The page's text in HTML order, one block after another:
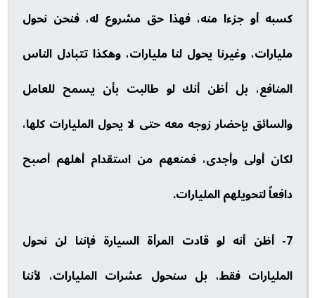
كسبه أو جزءا منه، فهذا حق مشروع له، فنحن نحول
مليارات، وغيرنا يحول لنا مليارات، وهكذا تتبادل الناس
المنافع، بل أظن أنك لو طالبت بأن يسمح للعامل
والسائق بإحضار زوجه معه حتى لا يحول المليارات كلها،
لكان أولى وأجدى، فمنعهم من استقدام أهلهم أصبح
دافعاً لتحويلهم المليارات.
7- أظن أنه لو قادت المرأة السيارة فإننا لن نحول
المليارات فقط، بل سنحول عشرات المليارات، لأننا